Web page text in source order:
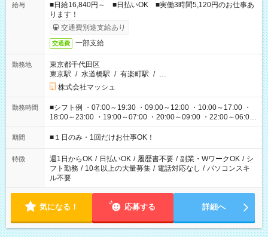
給与
■日給16,840円～ ■日払いOK ■実働3時間5,120円のお仕事あ
ります！
交通費別途支給あり
交通費 一部支給
勤務地
東京都千代田区
東京駅 / 水道橋駅 / 有楽町駅 / …
株式会社マッシュ
勤務時間
■シフト例 ・07:00～19:30 ・09:00～12:00 ・10:00～17:00 ・
18:00～23:00 ・19:00～07:00 ・20:00～09:00 ・22:00～06:00
etc ★最短で3時間で5,120円のお仕事から 15時間で2万円近く稼
げるお仕事も！ ご希望のお時間に合わせてご紹介！ ※シフトは
ください！
期間 ■１日のみ・1回だけお仕事OK！
特徴 週1日からOK / 日払いOK / 履歴書不要 / 副業・WワークOK / シ
フト勤務 / 10名以上の大量募集 / 電話対応なし / パソコンスキ
ル不要
気になる！ 応募する 詳細へ